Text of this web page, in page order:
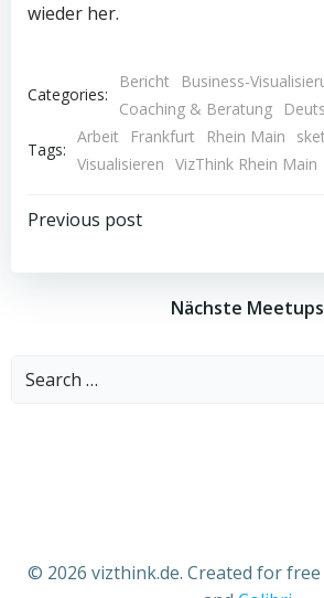
wieder her.
Categories:
Bericht
Business-
Coaching & Beratung
Tags:
Arbeit Frankfurt Rhein Main
Visualisieren VizThink Rhein Main
Previous post
Nächste Meetups
Search
© 2026 vizthink.de. Created for